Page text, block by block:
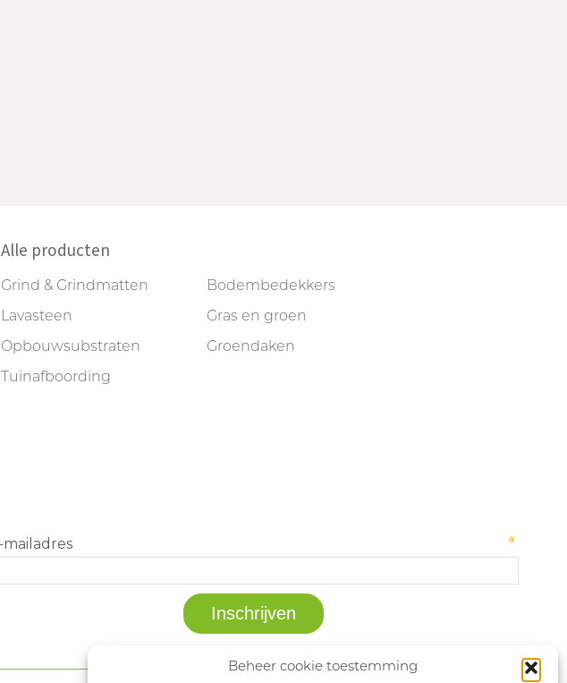
Beheer cookie toestemming
Alle producten
Grind & Grindmatten
Lavasteen
Opbouwsubstraten
Tuinafboording
Bodembedekkers
Gras en groen
Groendaken